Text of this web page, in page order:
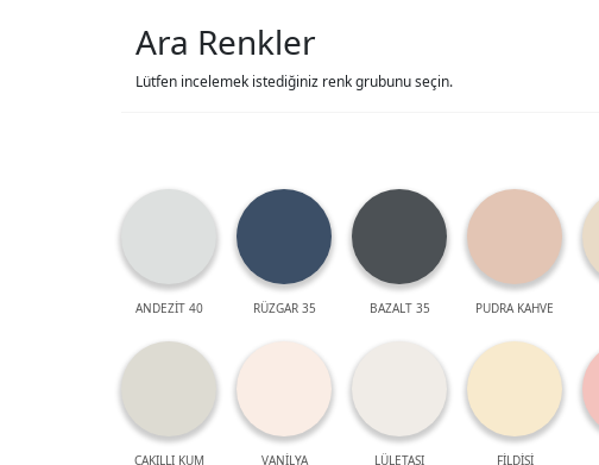
Ara Renkler
Lütfen incelemek istediğiniz renk grubunu seçin.
ANDEZİT 40 RÜZGAR 35 BAZALT 35 PUDRA KAHVE
ÇAKILLI KUM VANİLYA LÜLETAŞI FİLDİŞİ